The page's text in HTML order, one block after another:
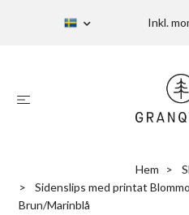
Inkl.
Hem
Sidenslips med printat
Brun/Marinblå